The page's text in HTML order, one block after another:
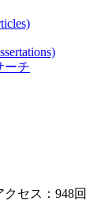
ーチ
セス：948回